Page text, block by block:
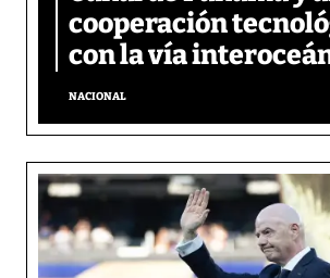
cooperación
con la vía
NACIONAL